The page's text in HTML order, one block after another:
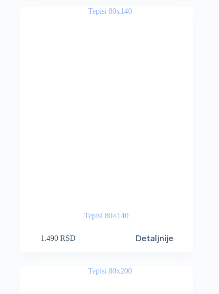
Tepisi 80×140
1.490 RSD Detaljnije